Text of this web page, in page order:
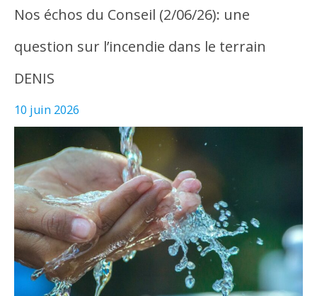
Nos échos du Conseil (2/06/26): une
question sur l’incendie dans le terrain
DENIS
10 juin 2026